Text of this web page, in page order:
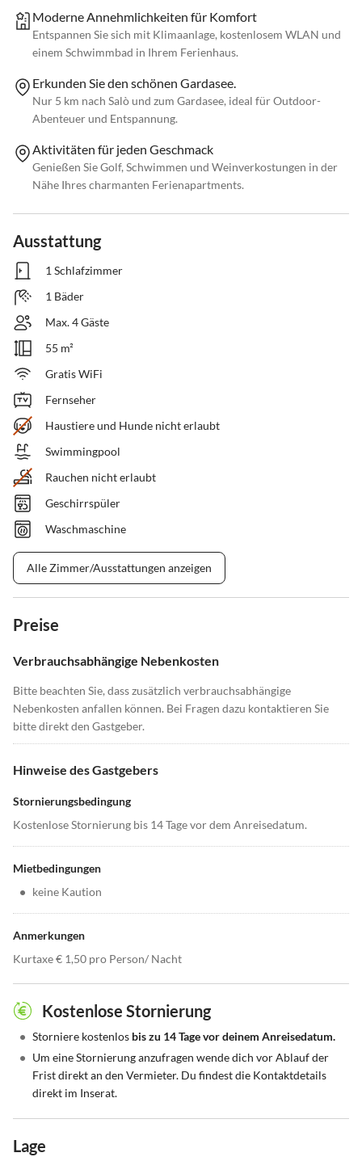
Moderne Annehmlichkeiten für Komfort
Entspannen Sie sich mit Klimaanlage, kostenlosem WLAN und
einem Schwimmbad in Ihrem Ferienhaus.
Erkunden Sie den schönen Gardasee.
Nur 5 km nach Salò und zum Gardasee, ideal für Outdoor-
Abenteuer und Entspannung.
Aktivitäten für jeden Geschmack
Genießen Sie Golf, Schwimmen und Weinverkostungen in der
Nähe Ihres charmanten Ferienapartments.
Ausstattung
1 Schlafzimmer
1 Bäder
Max. 4 Gäste
55 m²
Gratis WiFi
Fernseher
Haustiere und Hunde nicht erlaubt
Swimmingpool
Rauchen nicht erlaubt
Geschirrspüler
Waschmaschine
Alle Zimmer/Ausstattungen anzeigen
Preise
Verbrauchsabhängige Nebenkosten
Bitte beachten Sie, dass zusätzlich verbrauchsabhängige
Nebenkosten anfallen können. Bei Fragen dazu kontaktieren Sie
bitte direkt den Gastgeber.
Hinweise des Gastgebers
Stornierungsbedingung
Kostenlose Stornierung bis 14 Tage vor dem Anreisedatum.
Mietbedingungen
• keine Kaution
Anmerkungen
Kurtaxe € 1,50 pro Person/ Nacht
Kostenlose Stornierung
• Storniere kostenlos bis zu 14 Tage vor deinem Anreisedatum.
• Um eine Stornierung anzufragen wende dich vor Ablauf der
Frist direkt an den Vermieter. Du findest die Kontaktdetails
direkt im Inserat.
Lage